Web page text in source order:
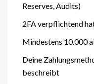
Reserves, Audits)
2FA verpflichtend
Mindestens 10.000
Deine
beschreibt